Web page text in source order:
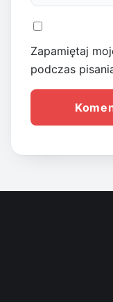
Zapamiętaj
podczas